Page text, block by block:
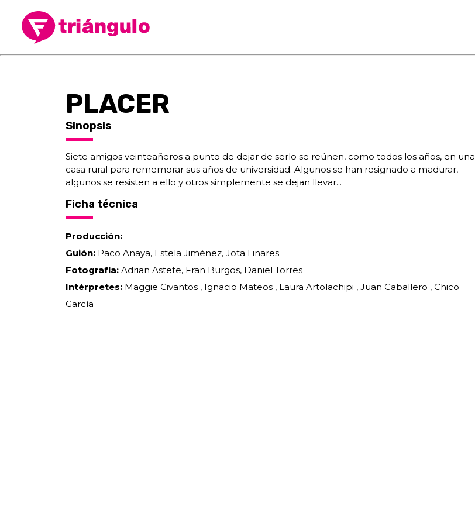
PLACER
Sinopsis
Siete amigos veinteañeros a punto de dejar de serlo se reúnen, como todos los años, en una
casa rural para rememorar sus años de universidad. Algunos se han resignado a madurar,
algunos se resisten a ello y otros simplemente se dejan llevar...
Ficha técnica
Producción:
Guión:Paco Anaya, Estela Jiménez, Jota Linares
Fotografía:Adrian Astete, Fran Burgos, Daniel Torres
Intérpretes:Maggie Civantos , Ignacio Mateos , Laura Artolachipi , Juan Caballero , Chico
García